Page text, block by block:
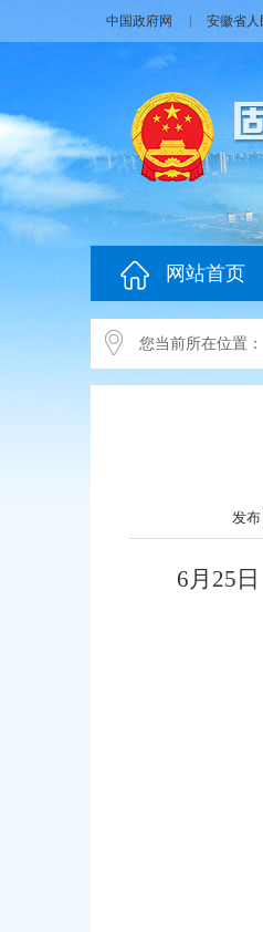
中国政府网 安徽省人
网站首页
您当前所在位置：
发
6月25